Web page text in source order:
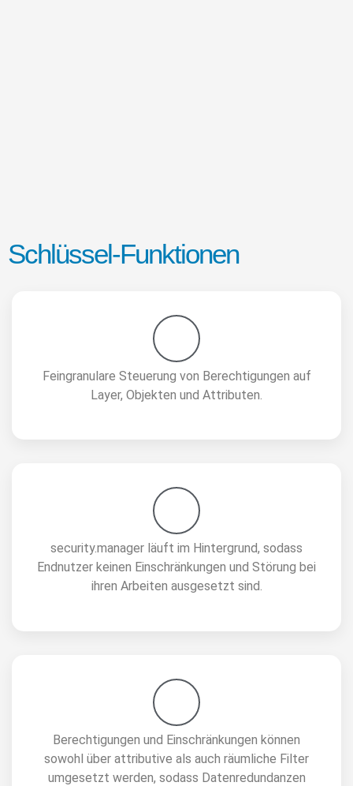
Schlüssel-Funktionen
Feingranulare Steuerung von Berechtigungen auf
Layer, Objekten und Attributen​.
security.manager läuft im Hintergrund, sodass
Endnutzer keinen Einschränkungen und Störung bei
ihren Arbeiten ausgesetzt sind.​
Berechtigungen und Einschränkungen können
sowohl über attributive als auch räumliche Filter
umgesetzt werden, sodass Datenredundanzen